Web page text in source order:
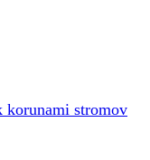
korunami stromov